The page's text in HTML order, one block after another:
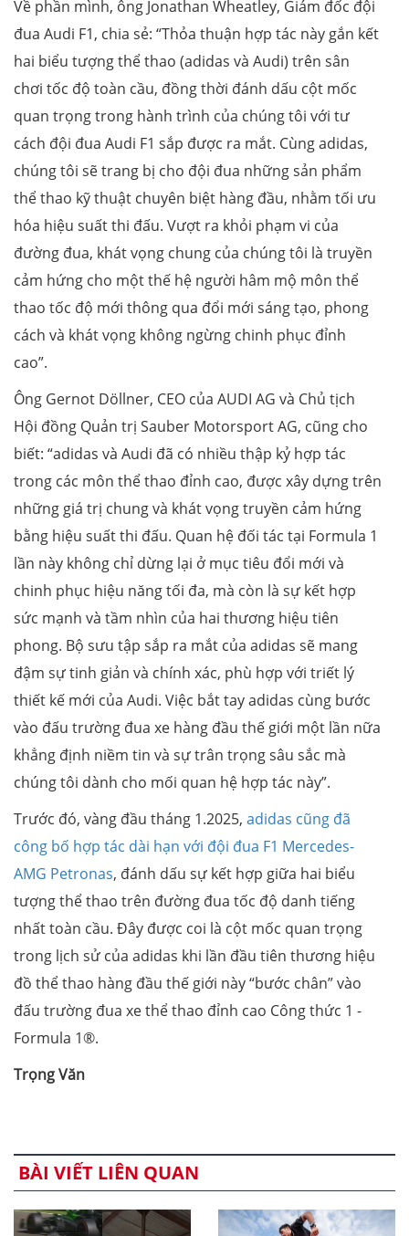
Về phần mình, ông Jonathan Wheatley, Giám đốc đội
đua Audi F1, chia sẻ: “Thỏa thuận hợp tác này gắn kết
hai biểu tượng thể thao (adidas và Audi) trên sân
chơi tốc độ toàn cầu, đồng thời đánh dấu cột mốc
quan trọng trong hành trình của chúng tôi với tư
cách đội đua Audi F1 sắp được ra mắt. Cùng adidas,
chúng tôi sẽ trang bị cho đội đua những sản phẩm
thể thao kỹ thuật chuyên biệt hàng đầu, nhằm tối ưu
hóa hiệu suất thi đấu. Vượt ra khỏi phạm vi của
đường đua, khát vọng chung của chúng tôi là truyền
cảm hứng cho một thế hệ người hâm mộ môn thể
thao tốc độ mới thông qua đổi mới sáng tạo, phong
cách và khát vọng không ngừng chinh phục đỉnh
cao”.
Ông Gernot Döllner, CEO của AUDI AG và Chủ tịch
Hội đồng Quản trị Sauber Motorsport AG, cũng cho
biết: “adidas và Audi đã có nhiều thập kỷ hợp tác
trong các môn thể thao đỉnh cao, được xây dựng trên
những giá trị chung và khát vọng truyền cảm hứng
bằng hiệu suất thi đấu. Quan hệ đối tác tại Formula 1
lần này không chỉ dừng lại ở mục tiêu đổi mới và
chinh phục hiệu năng tối đa, mà còn là sự kết hợp
sức mạnh và tầm nhìn của hai thương hiệu tiên
phong. Bộ sưu tập sắp ra mắt của adidas sẽ mang
đậm sự tinh giản và chính xác, phù hợp với triết lý
thiết kế mới của Audi. Việc bắt tay adidas cùng bước
vào đấu trường đua xe hàng đầu thế giới một lần nữa
khẳng định niềm tin và sự trân trọng sâu sắc mà
chúng tôi dành cho mối quan hệ hợp tác này”.
Trước đó, vàng đầu tháng 1.2025, adidas cũng đã
công bố hợp tác dài hạn với đội đua F1 Mercedes-
AMG Petronas, đánh dấu sự kết hợp giữa hai biểu
tượng thể thao trên đường đua tốc độ danh tiếng
nhất toàn cầu. Đây được coi là cột mốc quan trọng
trong lịch sử của adidas khi lần đầu tiên thương hiệu
đồ thể thao hàng đầu thế giới này “bước chân” vào
đấu trường đua xe thể thao đỉnh cao Công thức 1 -
Formula 1®.
Trọng Văn
BÀI VIẾT LIÊN QUAN